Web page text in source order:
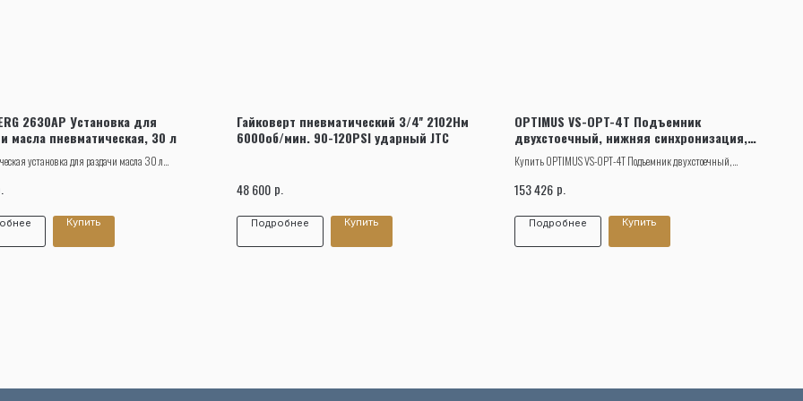
2630AP Установка для
масла пневматическая, 30 л
установка для раздачи масла 30 л
Купить
Гайковерт пневматический 3/4'' 2102Нм
6000об/мин. 90-120PSI ударный JTC
48 600 р.
Подробнее Купить
OPTIMUS VS-OPT-4T Подъемник
двухстоечный, нижняя синхронизация,
г/п 4 т
Купить OPTIMUS VS-OPT-4T Подъемник двухстоечный,
кредит
153 426 р.
Подробнее Купить